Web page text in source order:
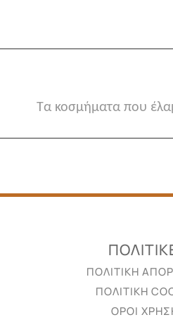
Τα κοσμήματα που
ΠΟΛΙΤΙΚΗ
ΠΟΛΙΤΙΚΗ
ΟΡΟΙ